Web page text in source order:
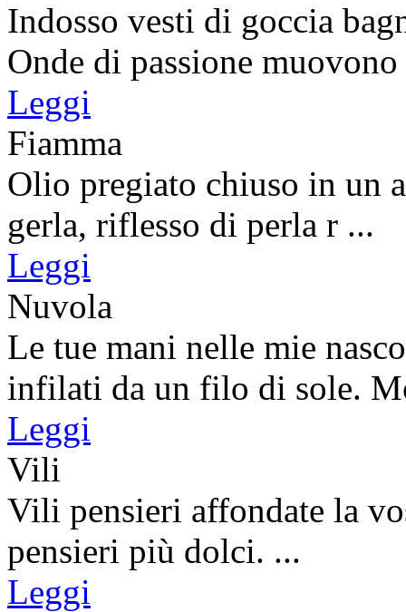
Indosso vesti di goccia
Onde di passione
Leggi
Fiamma
Olio pregiato chiuso in un
gerla, riflesso di perla r ...
Leggi
Nuvola
Le tue mani nelle mie
infilati da un filo di sole.
Leggi
Vili
Vili pensieri affondate la
pensieri più dolci. ...
Leggi